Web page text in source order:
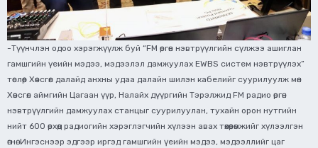
-Түүнчлэн одоо хэрэгжүүлж буй “FM өргөн нэвтрүүлгийн сүлжээ ашиглан
гамшгийн үеийн мэдээ, мэдээлэл дамжуулах EWBS систем нэвтрүүлэх”
төслөөр Хөвсгөл далайд анхны удаа далайн шилэн кабелийг суурилуулж мөн
Хөвсгөл аймгийн Цагаан үүр, Налайх дүүргийн Тэрэлжид FM радио өргөн
нэвтрүүлгийн дамжуулах станцыг суурилуулан, тухайн орон нутгийн
нийт 600 өрхөд радиогийн хэрэглэгчийн хүлээн авах төхөөрөмжийг хүлээлгэн
өгнө. Ингэснээр эдгээр иргэд гамшгийн үеийн мэдээ, мэдээллийг цаг